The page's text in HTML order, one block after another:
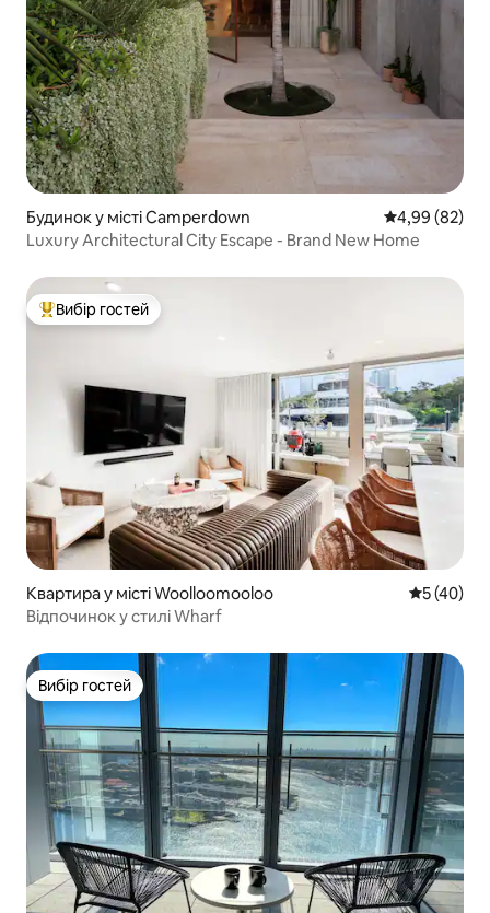
Будинок у місті Camperdown Середня
4,99 (82)
Luxury Architectural City Escape - Brand New Home
Топ вибір гостей
Вибір гостей
Квартира у місті Woolloomooloo Середня
5 (40)
Відпочинок у стилі Wharf
Вибір гостей
Вибір гостей